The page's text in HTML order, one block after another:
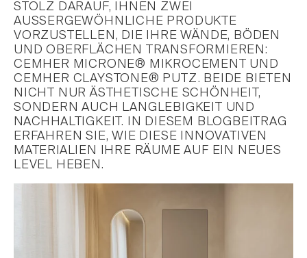
STOLZ DARAUF, IHNEN ZWEI
AUSSERGEWÖHNLICHE PRODUKTE V
ORZUSTELLEN, DIE IHRE WÄNDE, BÖDEN U
ND OBERFLÄCHEN TRANSFORMIEREN: C
EMHER MICRONE® MIKROCEMENT UND C
EMHER CLAYSTONE® PUTZ. BEIDE BIETEN N
ICHT NUR ÄSTHETISCHE SCHÖNHEIT, S
ONDERN AUCH LANGLEBIGKEIT UND N
ACHHALTIGKEIT. IN DIESEM BLOGBEITRAG E
RFAHREN SIE, WIE DIESE INNOVATIVEN M
ATERIALIEN IHRE RÄUME AUF EIN NEUES L
EVEL HEBEN.